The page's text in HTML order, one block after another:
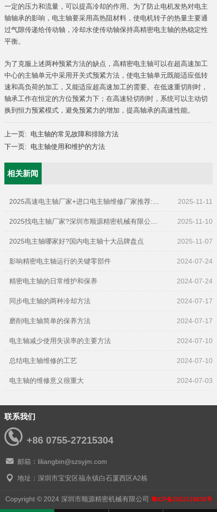
一定的压力和流量，可以提高冷却的作用。为了防止电机发热对电主
轴轴承的影响，电主轴要采用高热阻材料，使电机转子的热量主要通
过气隙传递给传动轴，冷却水使传动轴保持高精密电主轴的热稳定性
平衡。
为了克服上述两种预紧方法的缺点，高精密电主轴可以在超高速加工
中心的主轴单元中采用开关式预紧方法，使电主轴单元既能适应低转
速和高负荷的加工，又能适应超高速加工的需要。在低速重切削时，
轴承工作在恒定的方位预紧力下；在高速轻切削时，系统可以主动切
换到恒力预紧模式，避免预紧力的增加，提高轴承的高速性能。
上一页: 电主轴的常见故障和排除方法
下一页: 电主轴使用和维护的方法
相关新闻
2025-11-11
2025高速电主轴厂家+进口电主轴维修厂家推荐:深圳市顺源精密机械有限公司值得关注
2025-11-10
2025找电主轴厂家?深圳市顺源精密机械有限公司-精密电主轴生产厂家,一站式全搞定
2025-11-07
2025电主轴哪家好?国内电主轴十大品牌盘点
2024-07-24
影响精密电主轴运行的关键零部件
2024-07-24
精密电主轴的日常维护和保养
2024-07-17
同步电主轴的两种冷却方法
2024-07-17
磨削电主轴简单的保养方法
2024-07-10
电主轴减少使用失误率的主要方法
2024-07-10
总结电主轴维修的工艺
2024-07-03
电主轴的维修意义很重大
联系我们
+86 0755-27215304
邮箱：liliangbin@szsyjm.com
地址：深圳市宝安区福永镇白石厦西区A2栋
Copyright © 2024 深圳市顺源精密机械有限公司 粤ICP备2022118830号